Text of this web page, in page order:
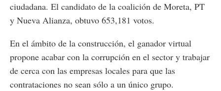
ciudadana. El candidato de la coalición de Moreta, PT
y Nueva Alianza, obtuvo 653,181 votos.
En el ámbito de la construcción, el ganador virtual
propone acabar con la corrupción en el sector y trabajar
de cerca con las empresas locales para que las
contrataciones no sean sólo a un único grupo.